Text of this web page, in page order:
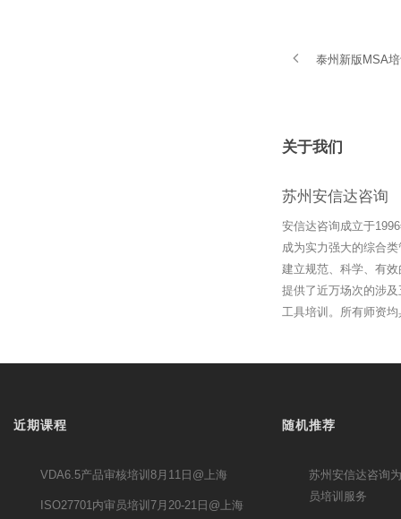
泰州新版MSA
关于我们
苏州安信达咨询
安信达咨询成立于
成为实力强大的综合
建立规范、科学、有
提供了近万场次的涉
工具培训。所有师资
近期课程
VDA6.5产品审核培训8月11日@上海
ISO27701内审员培训7月20-21日@上海
随机推荐
苏州安信达咨询
员培训服务